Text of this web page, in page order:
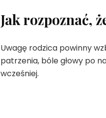
Jak rozpoznać,
Uwagę rodzica powinny
patrzenia, bóle głowy po
wcześniej.